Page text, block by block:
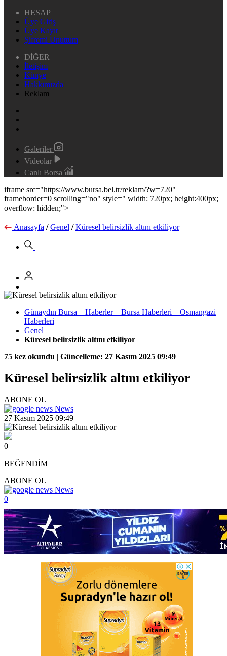
HESAP
Üye Giriş
Üye Kayıt
Şifremi Unuttum
DİĞER
İletişim
Künye
Hakkımızda
Reklam
Galeriler
Videolar
Canlı Borsa
iframe src="https://www.bursa.bel.tr/reklam/?w=720"
frameborder=0 scrolling="no" style=" width: 720px; height:400px;
overflow: hidden;">
Anasayfa / Genel / Küresel belirsizlik altını etkiliyor
Günaydın Bursa – Haberler – Bursa Haberleri – Osmangazi
Haberleri
Genel
Küresel belirsizlik altını etkiliyor
75 kez okundu | Güncelleme: 27 Kasım 2025 09:49
Küresel belirsizlik altını etkiliyor
ABONE OL
News
27 Kasım 2025 09:49
0
BEĞENDİM
ABONE OL
News
0